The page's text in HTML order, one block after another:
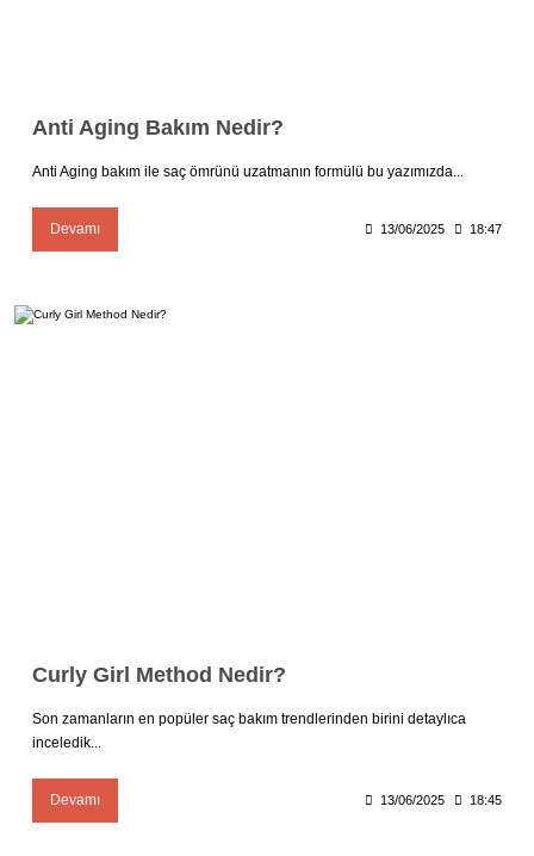
Anti Aging Bakım Nedir?
Anti Aging bakım ile saç ömrünü uzatmanın formülü bu yazımızda...
Devamı 13/06/2025 18:47
Curly Girl Method Nedir?
Son zamanların en popüler saç bakım trendlerinden birini detaylıca
inceledik...
Devamı 13/06/2025 18:45